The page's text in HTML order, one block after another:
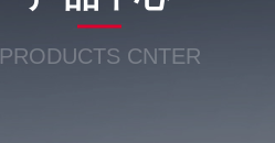
PRODUCTS CNTER